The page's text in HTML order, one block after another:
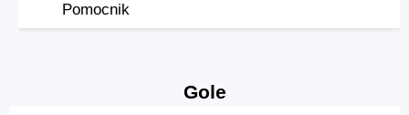
Pomocnik
Gole